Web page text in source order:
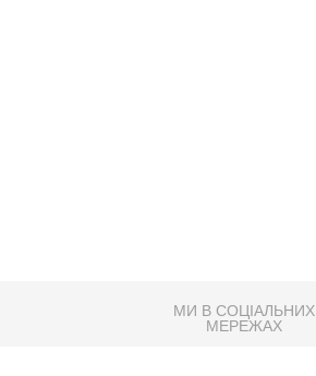
МИ В СОЦІАЛЬНИХ
МЕРЕЖАХ